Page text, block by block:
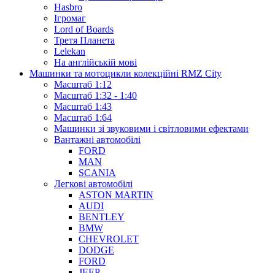
Hasbro
Ігромаг
Lord of Boards
Третя Планета
Lelekan
На англійській мові
Машинки та мотоцикли колекційні RMZ City
Масштаб 1:12
Масштаб 1:32 - 1:40
Масштаб 1:43
Масштаб 1:64
Машинки зі звуковими і світловими ефектами
Вантажні автомобілі
FORD
MAN
SCANIA
Легкові автомобілі
ASTON MARTIN
AUDI
BENTLEY
BMW
CHEVROLET
DODGE
FORD